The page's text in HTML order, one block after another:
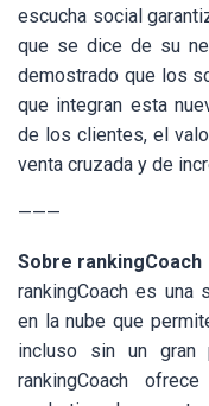
escucha social
que se dice de su
demostrado que los
que integran esta
de los clientes, el
venta cruzada y de
———
Sobre rankingCoach
rankingCoach es una
en la nube que
incluso sin un gran
rankingCoach